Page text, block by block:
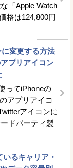
「Apple Watch
格は124,800円
変更する方法
プリアイコン
ってiPhoneの
アプリアイコ
アイコンに
ドパーティ製
いるキャリア・